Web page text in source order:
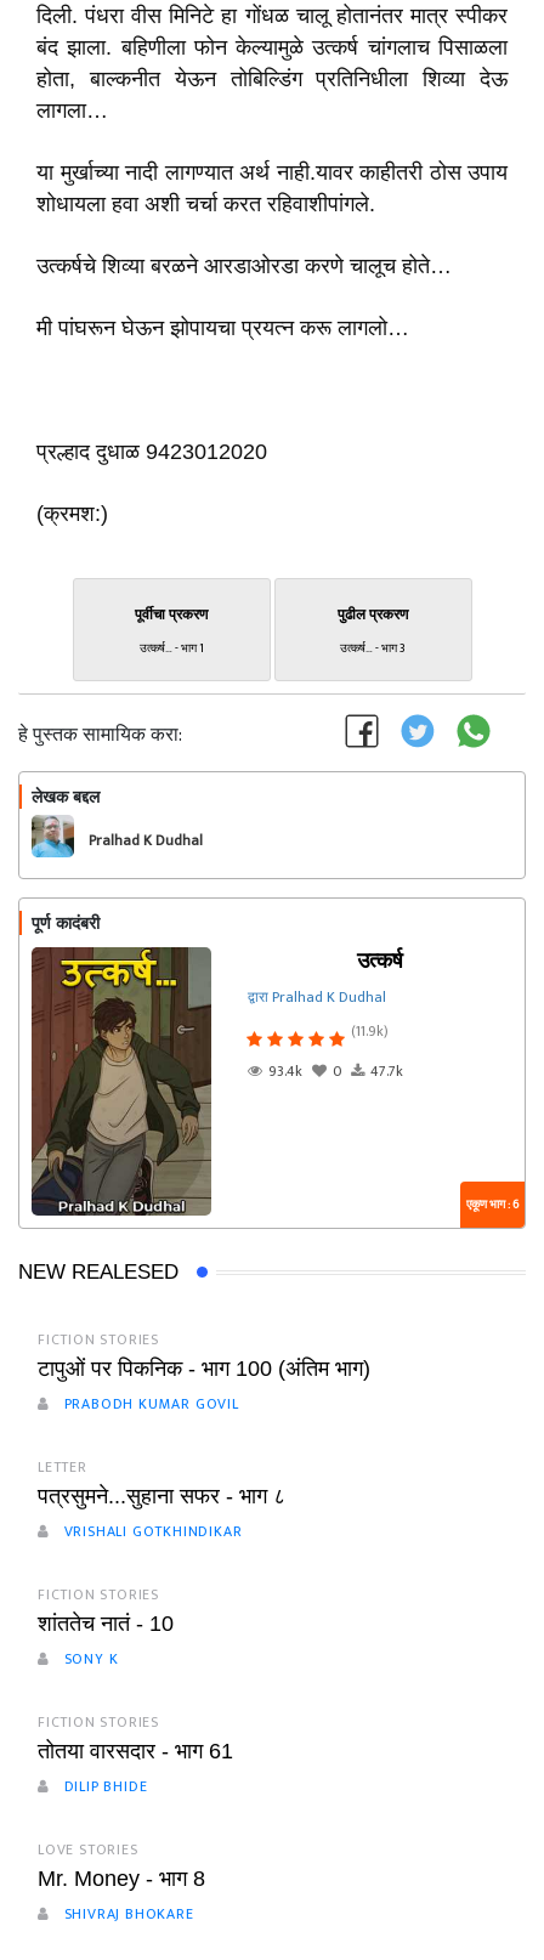
दिली. पंधरा वीस मिनिटे हा गोंधळ चालू होतानंतर मात्र स्पीकर
बंद झाला. बहिणीला फोन केल्यामुळे उत्कर्ष चांगलाच पिसाळला
होता, बाल्कनीत येऊन तोबिल्डिंग प्रतिनिधीला शिव्या देऊ
लागला…
या मुर्खाच्या नादी लागण्यात अर्थ नाही.यावर काहीतरी ठोस उपाय
शोधायला हवा अशी चर्चा करत रहिवाशीपांगले.
उत्कर्षचे शिव्या बरळने आरडाओरडा करणे चालूच होते…
मी पांघरून घेऊन झोपायचा प्रयत्न करू लागलो…
प्रल्हाद दुधाळ 9423012020
(क्रमश:)
पूर्वीचा प्रकरण
उत्कर्ष… - भाग 1
पुढील प्रकरण
उत्कर्ष… - भाग 3
हे पुस्तक सामायिक करा:
लेखक बद्दल
Pralhad K Dudhal
पूर्ण कादंबरी
उत्कर्ष
द्वारा Pralhad K Dudhal
(11.9k)
93.4k
0 47.7k
एकूण भाग : 6
NEW REALESED
FICTION STORIES
टापुओं पर पिकनिक - भाग 100 (अंतिम भाग)
PRABODH KUMAR GOVIL
LETTER
पत्रसुमने...सुहाना सफर - भाग ८
VRISHALI GOTKHINDIKAR
FICTION STORIES
शांततेच नातं - 10
SONY K
FICTION STORIES
तोतया वारसदार - भाग 61
DILIP BHIDE
LOVE STORIES
Mr. Money - भाग 8
SHIVRAJ BHOKARE